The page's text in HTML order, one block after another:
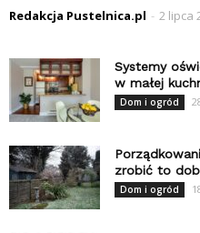
Redakcja Pustelnica.pl - 2 lipca
Systemy
w małej
Dom i ogród
zrobić to
Dom i ogród